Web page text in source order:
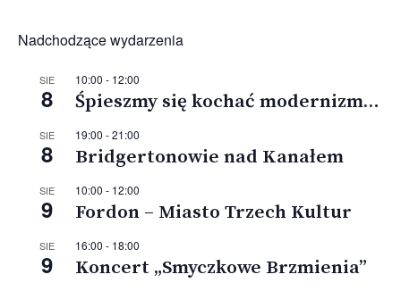
Nadchodzące wydarzenia
SIE
8
10:00 - 12:00
Śpieszmy się kochać modernizm…
SIE
8
19:00 -21:00
Bridgertonowie nad Kanałem
SIE
9
10:00 - 12:00
Fordon – Miasto Trzech Kultur
SIE
9
16:00 - 18:00
Koncert „Smyczkowe Brzmienia”